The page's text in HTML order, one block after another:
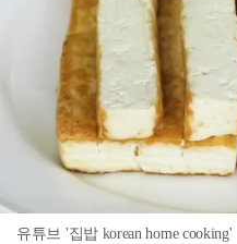
유튜브 '집밥 korean home cooking'